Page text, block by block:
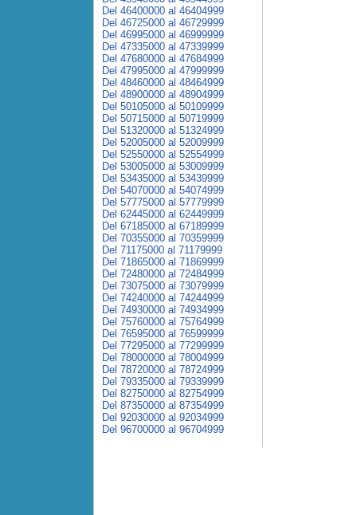
Del 46400000 al 46404999
Del 46725000 al 46729999
Del 46995000 al 46999999
Del 47335000 al 47339999
Del 47680000 al 47684999
Del 47995000 al 47999999
Del 48460000 al 48464999
Del 48900000 al 48904999
Del 50105000 al 50109999
Del 50715000 al 50719999
Del 51320000 al 51324999
Del 52005000 al 52009999
Del 52550000 al 52554999
Del 53005000 al 53009999
Del 53435000 al 53439999
Del 54070000 al 54074999
Del 57775000 al 57779999
Del 62445000 al 62449999
Del 67185000 al 67189999
Del 70355000 al 70359999
Del 71175000 al 71179999
Del 71865000 al 71869999
Del 72480000 al 72484999
Del 73075000 al 73079999
Del 74240000 al 74244999
Del 74930000 al 74934999
Del 75760000 al 75764999
Del 76595000 al 76599999
Del 77295000 al 77299999
Del 78000000 al 78004999
Del 78720000 al 78724999
Del 79335000 al 79339999
Del 82750000 al 82754999
Del 87350000 al 87354999
Del 92030000 al 92034999
Del 96700000 al 96704999